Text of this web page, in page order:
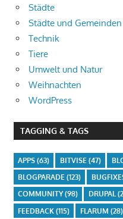
Städte
Städte und Gemeinden
Technik
Tiere
Umwelt und Natur
Weihnachten
WordPress
TAGGING & TAGS
APPS(63) BITVISE(47)
BLOGPARADE(123)
COMMUNITY(98) DRUPAL
FEEDBACK(115) FLARUM (28)